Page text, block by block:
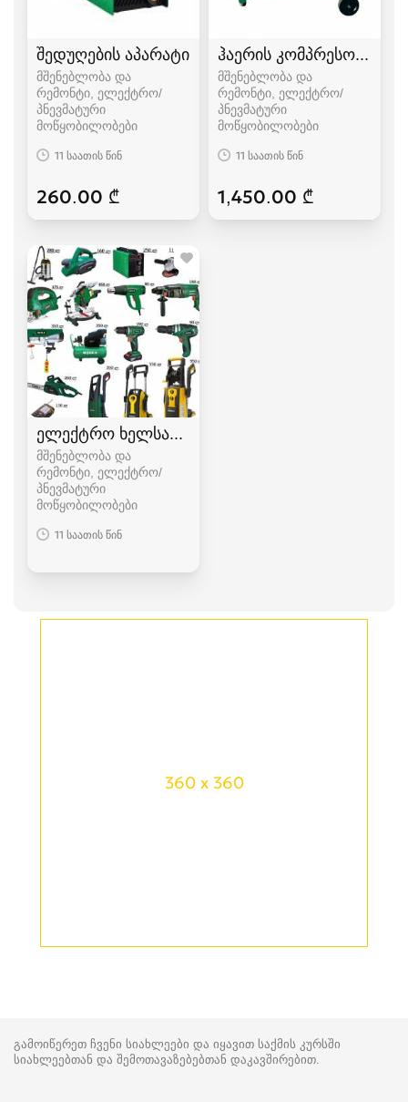
შედუღების აპარატი
მშენებლობა და
რემონტი, ელექტრო/
პნევმატური
მოწყობილობები
11 საათის წინ
260.00 ₾
ჰაერის კომპრესორი
მშენებლობა და
რემონტი, ელექტრო/
პნევმატური
მოწყობილობები
11 საათის წინ
1,450.00 ₾
ელექტრო ხელსაწყოები
მშენებლობა და
რემონტი, ელექტრო/
პნევმატური
მოწყობილობები
11 საათის წინ
360 x 360
გამოიწერეთ ჩვენი სიახლეები და იყავით საქმის კურსში
სიახლეებთან და შემოთავაზებებთან დაკავშირებით.